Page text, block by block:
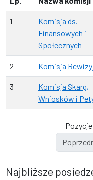
1
Komisja ds.
Finansowych i
Społecznych
2 Komisja
3
Komisja Skarg,
Wniosków i
Pozycje
Najbliższe